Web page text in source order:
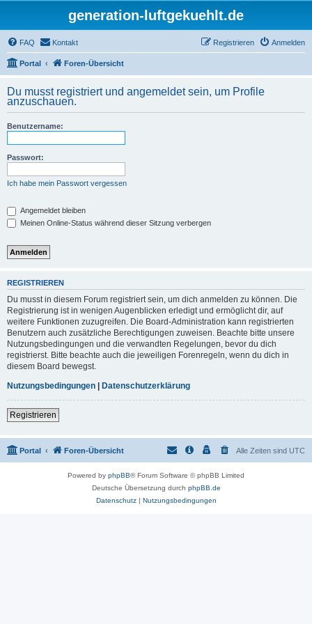
generation-luftgekuehlt.de
FAQ Kontakt Anmelden
Registrieren
Portal Foren-Übersicht
Du musst registriert und angemeldet sein, um Profile
anzuschauen.
Benutzername:
Passwort:
Ich habe mein Passwort vergessen
Angemeldet bleiben
Meinen Online-Status während dieser Sitzung verbergen
REGISTRIEREN
Du musst in diesem Forum registriert sein, um dich anmelden zu können. Die
Registrierung ist in wenigen Augenblicken erledigt und ermöglicht dir, auf
weitere Funktionen zuzugreifen. Die Board-Administration kann registrierten
Benutzern auch zusätzliche Berechtigungen zuweisen. Beachte bitte unsere
Nutzungsbedingungen und die verwandten Regelungen, bevor du dich
registrierst. Bitte beachte auch die jeweiligen Forenregeln, wenn du dich in
diesem Board bewegst.
Nutzungsbedingungen | Datenschutzerklärung
Registrieren
Portal Foren-Übersicht Alle Zeiten sind UTC
Powered by phpBB® Forum Software © phpBB Limited
Deutsche Übersetzung durch phpBB.de
Datenschutz| Nutzungsbedingungen